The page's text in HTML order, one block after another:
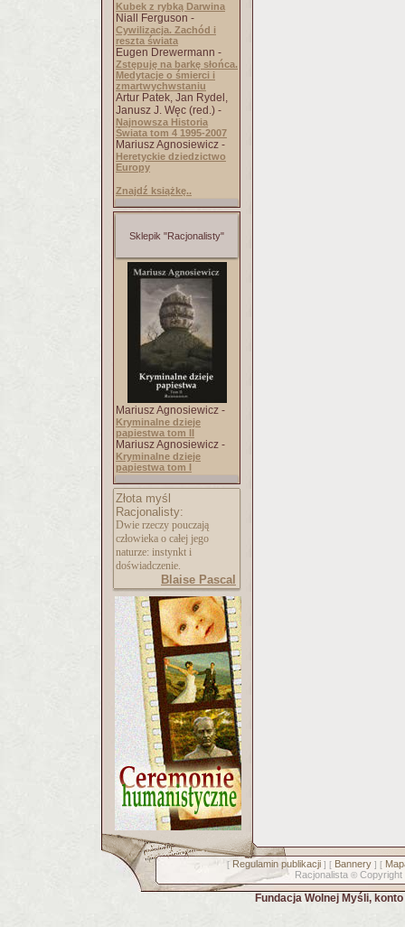
Kubek z rybką Darwina
Niall Ferguson -
Cywilizacja. Zachód i
reszta świata
Eugen Drewermann -
Zstępuję na barkę słońca.
Medytacje o śmierci i
zmartwychwstaniu
Artur Patek, Jan Rydel,
Janusz J. Węc (red.) -
Najnowsza Historia
Świata tom 4 1995-2007
Mariusz Agnosiewicz -
Heretyckie dziedzictwo
Europy
Znajdź książkę..
Sklepik "Racjonalisty"
Mariusz Agnosiewicz -
Kryminalne dzieje
papiestwa tom II
Mariusz Agnosiewicz -
Kryminalne dzieje
papiestwa tom I
Złota myśl
Racjonalisty:
Dwie rzeczy pouczają
człowieka o całej jego
naturze: instynkt i
doświadczenie.
Blaise Pascal
[ Regulamin publikacji] [ Bannery] [
Racjonalista © Copyright
Fundacja Wolnej Myśli,